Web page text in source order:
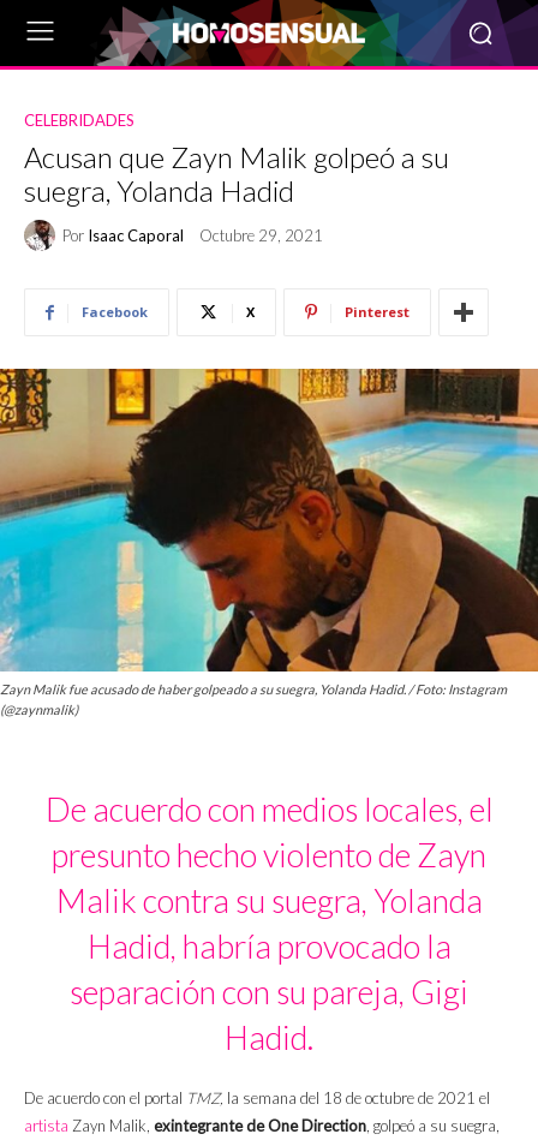
CELEBRIDADES
Acusan que Zayn Malik golpeó a su
suegra, Yolanda Hadid
Por Isaac Caporal Octubre 29, 2021
Facebook X Pinterest
Zayn Malik fue acusado de haber golpeado a su suegra, Yolanda Hadid. / Foto: Instagram
(@zaynmalik)
De acuerdo con medios locales, el
presunto hecho violento de Zayn
Malik contra su suegra, Yolanda
Hadid, habría provocado la
separación con su pareja, Gigi
Hadid.
De acuerdo con el portal TMZ, la semana del 18 de octubre de 2021 el
artista Zayn Malik, exintegrante de One Direction, golpeó a su suegra,